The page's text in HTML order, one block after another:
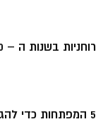
רוחניות בשנות ה – 2000
5 המפתחות כדי להגיע לשלמות